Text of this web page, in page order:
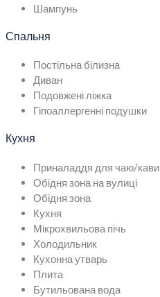
Шампунь
Спальня
Постільна білизна
Диван
Подовжені ліжка
Гіпоаллергенні подушки
Кухня
Приналаддя для чаю/кави
Обідня зона на вулиці
Обідня зона
Кухня
Мікрохвильова пічь
Холодильник
Кухонна утварь
Плита
Бутильована вода